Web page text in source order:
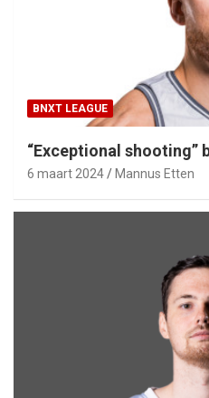
BNXT LEAGUE
“Exceptional shooting”
6 maart 2024 Mannus Etten